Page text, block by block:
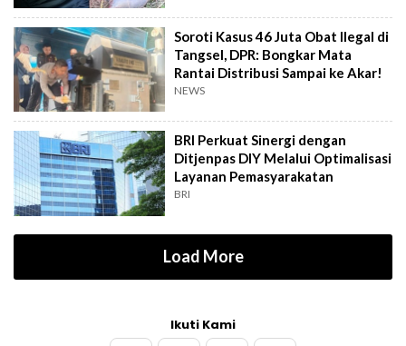
Soroti Kasus 46 Juta Obat Ilegal di
Tangsel, DPR: Bongkar Mata
Rantai Distribusi Sampai ke Akar!
NEWS
BRI Perkuat Sinergi dengan
Ditjenpas DIY Melalui Optimalisasi
Layanan Pemasyarakatan
BRI
Load More
Ikuti Kami